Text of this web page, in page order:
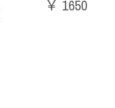
￥ 1650